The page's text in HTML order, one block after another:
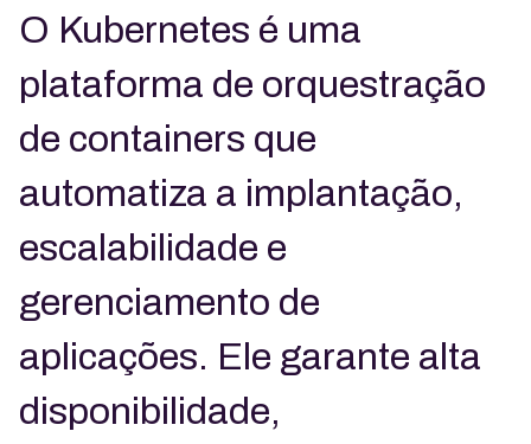
O Kubernetes é uma
plataforma de orquestração
de containers que
automatiza a implantação,
escalabilidade e
gerenciamento de
aplicações. Ele garante alta
disponibilidade,